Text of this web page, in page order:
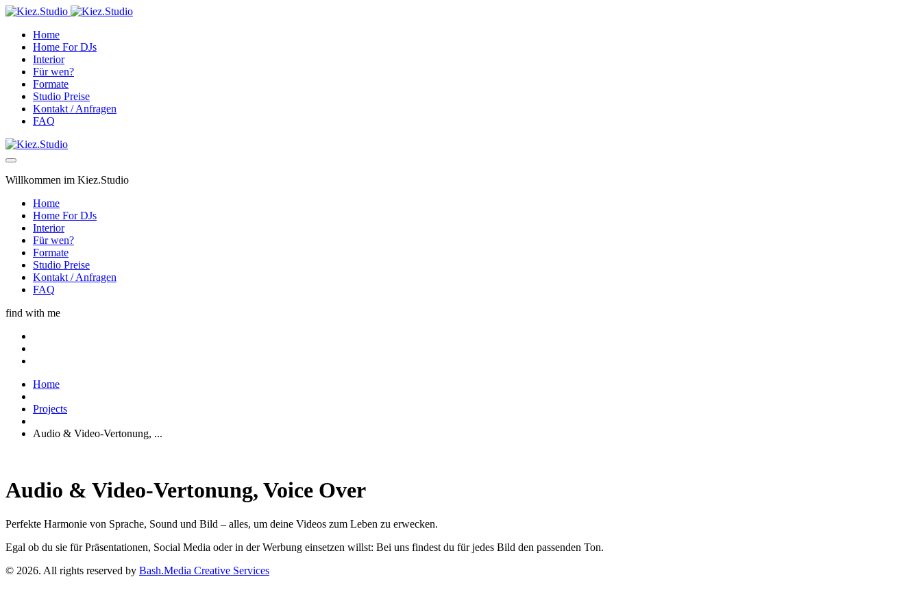
Home
Home For DJs
Interior
Für wen?
Formate
Studio Preise
Kontakt / Anfragen
FAQ
Willkommen im Kiez.Studio
Home
Home For DJs
Interior
Für wen?
Formate
Studio Preise
Kontakt / Anfragen
FAQ
find with me
Home
Projects
Audio & Video-Vertonung, ...
Audio & Video-Vertonung, Voice Over
Perfekte Harmonie von Sprache, Sound und Bild – alles, um deine Videos zum Leben zu erwecken.
Egal ob du sie für Präsentationen, Social Media oder in der Werbung einsetzen willst: Bei uns findest du für jedes Bild den passenden Ton.
© 2026. All rights reserved by Bash.Media Creative Services